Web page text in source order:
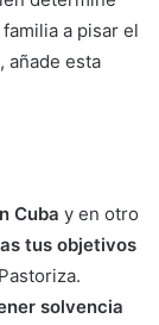
a pisar el
añade esta
Cuba y en otro
tus objetivos
solvencia